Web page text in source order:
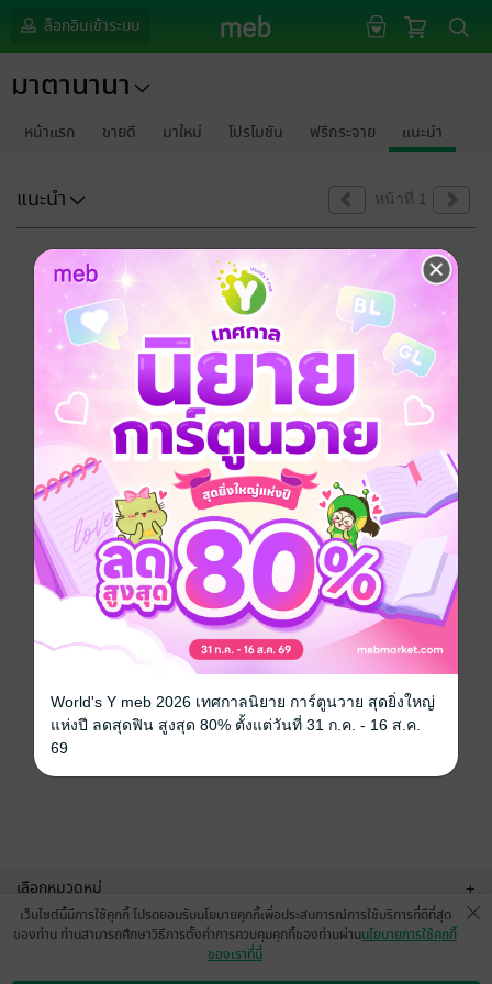
ล็อกอินเข้าระบบ
มาตานานา
หน้าแรก ขายดี มาใหม่ โปรโมชัน ฟรีกระจาย แนะนำ
แนะนำ หน้าที่ 1
ขออภัยด้วยนะคะ
ไม่พบข้อมูลในหัวข้อที่คุณกำลังชมค่ะ
เลือกหมวดหมู่ +
บริการช่วยเหลือ
เว็บไซต์นี้มีการใช้คุกกี้ โปรดยอมรับนโยบายคุกกี้เพื่อประสบการณ์การใช้บริการที่ดีที่สุด
ของท่าน ท่านสามารถศึกษาวิธีการตั้งค่าการควบคุมคุกกี้ของท่านผ่านนโยบายการใช้คุกกี้
ของเราที่นี่
World's Y meb 2026 เทศกาลนิยาย การ์ตูนวาย สุดยิ่งใหญ่
แห่งปี ลดสุดฟิน สูงสุด 80% ตั้งแต่วันที่ 31 ก.ค. - 16 ส.ค.
69